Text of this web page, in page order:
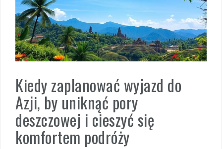
Kiedy zaplanować wyjazd do
Azji, by uniknąć pory
deszczowej i cieszyć się
komfortem podróży